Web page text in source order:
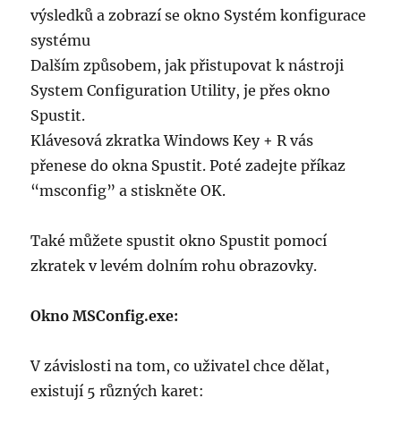
výsledků a zobrazí se okno Systém konfigurace
systému
Dalším způsobem, jak přistupovat k nástroji
System Configuration Utility, je přes okno
Spustit.
Klávesová zkratka Windows Key + R vás
přenese do okna Spustit. Poté zadejte příkaz
“msconfig” a stiskněte OK.
Také můžete spustit okno Spustit pomocí
zkratek v levém dolním rohu obrazovky.
Okno MSConfig.exe:
V závislosti na tom, co uživatel chce dělat,
existují 5 různých karet: